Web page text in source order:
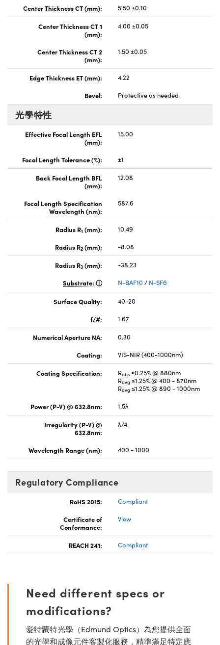
Center Thickness CT (mm):
5.50 ±0.10
Center Thickness CT 1
(mm):
4.00 ±0.05
Center Thickness CT 2
(mm):
1.50 ±0.05
Edge Thickness ET (mm):
4.22
Bevel:
Protective as needed
光學特性
Effective Focal Length EFL
(mm):
15.00
Focal Length Tolerance (%): ±1
Back Focal Length BFL
(mm):
12.08
Focal Length Specification
Wavelength (nm):
587.6
Radius R1 (mm):
10.49
Radius R2 (mm): -8.08
Radius R3 (mm):
-38.23
Substrate:
N-BAF10 / N-SF6
Surface Quality:
40-20
f/#:
1.67
Numerical Aperture NA:
0.30
Coating:
VIS-NIR (400-1000nm)
Coating Specification: Rabs ≤0.25% @ 880nm
Ravg ≤1.25% @ 400 - 870nm
Ravg ≤1.25% @ 890 - 1000nm
Power (P-V) @ 632.8nm:
1.5λ
Irregularity (P-V) @
632.8nm:
λ/4
Wavelength Range (nm): 400 - 1000
Regulatory Compliance
RoHS 2015:
Compliant
Certificate of
Conformance:
View
REACH 241: Compliant
Need different specs or
modifications?
愛特蒙特光學（Edmund Optics）為您提供全面
的光學和成像元件客製化服務，精準滿足特定應